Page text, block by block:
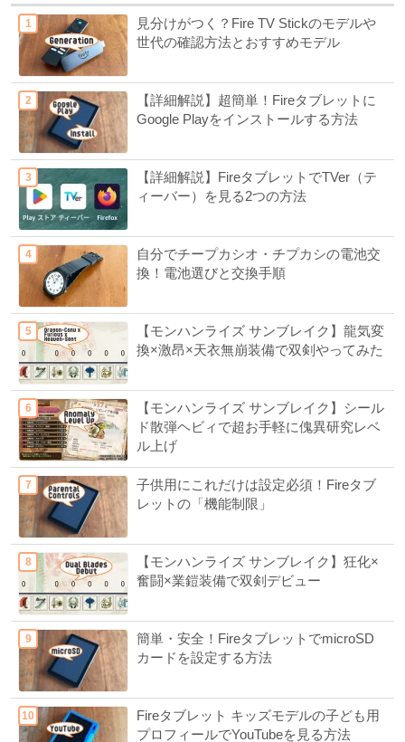
見分けがつく？Fire TV Stickのモデルや
世代の確認方法とおすすめモデル
【詳細解説】超簡単！Fireタブレットに
Google Playをインストールする方法
【詳細解説】FireタブレットでTVer（テ
ィーバー）を見る2つの方法
自分でチープカシオ・チプカシの電池交
換！電池選びと交換手順
【モンハンライズ サンブレイク】龍気変
換×激昂×天衣無崩装備で双剣やってみた
【モンハンライズ サンブレイク】シール
ド散弾ヘビィで超お手軽に傀異研究レベ
ル上げ
子供用にこれだけは設定必須！Fireタブ
レットの「機能制限」
【モンハンライズ サンブレイク】狂化×
奮闘×業鎧装備で双剣デビュー
簡単・安全！FireタブレットでmicroSD
カードを設定する方法
Fireタブレット キッズモデルの子ども用
プロフィールでYouTubeを見る方法